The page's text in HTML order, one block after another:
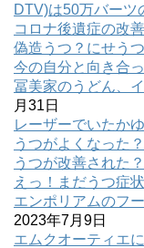
DTV)は50万バーツ
コロナ後遺症の改善
偽造うつ？にせう
今の自分と向き合
冨美家のうどん、
月31日
レーザーでいたか
うつがよくなった？
うつが改善された？
えっ！まだうつ症
エンポリアムのフ
2023年7月9日
エムクオーティエ